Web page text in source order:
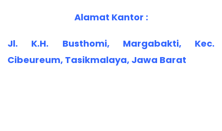
Alamat Kantor :
Jl. K.H. Busthomi, Margabakti, Kec.
Cibeureum, Tasikmalaya, Jawa Barat